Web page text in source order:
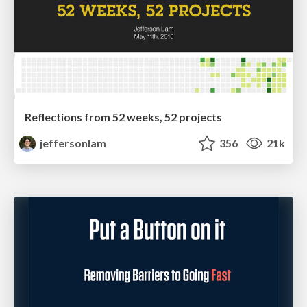
Reflections from 52 weeks, 52 projects
jeffersonlam
356 21k